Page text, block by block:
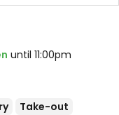
until 11:00pm
Take-out